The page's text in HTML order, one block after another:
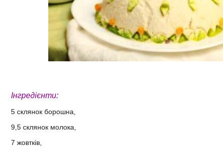
Інгредієнти:
5 склянок борошна,
9,5 склянок молока,
7 жовтків,